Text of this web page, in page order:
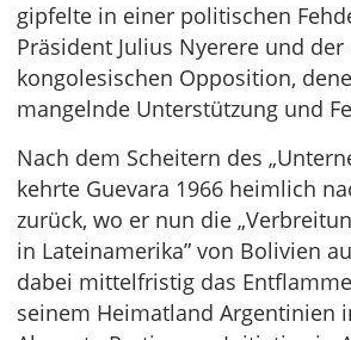
gipfelte in einer politischen
Präsident Julius Nyerere und
kongolesischen Opposition,
mangelnde Unterstützung und
Nach dem Scheitern des
kehrte Guevara 1966 heimlich
zurück, wo er nun die
in Lateinamerika” von Bolivien
dabei mittelfristig das
seinem Heimatland Argentinien